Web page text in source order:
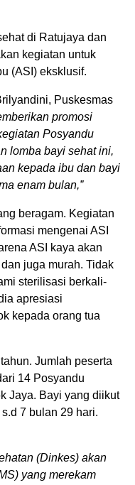
di Ratujaya dan
kegiatan untuk
(ASI) eksklusif.
Puskesmas
promosi
Posyandu
lomba bayi sehat ini,
kepada ibu dan bayi
enam bulan,”
beragam. Kegiatan
mengenai ASI
ASI kaya akan
juga murah. Tidak
sterilisasi berkali-
apresiasi
kepada orang tua
Jumlah peserta
14 Posyandu
Jaya. Bayi yang diikut
7 bulan 29 hari.
(Dinkes) akan
yang merekam